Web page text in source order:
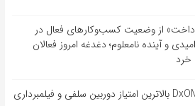
از وضعیت کسب‌وکارهای فعال در
و آینده نامعلوم؛ دغدغه امروز فعالان
آیفون 14 پرو در بررسی DxOMark بالاترین امتیاز دوربین سلفی و فیلمبرداری